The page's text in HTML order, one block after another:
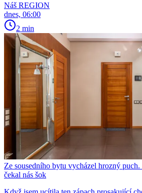
Náš REGION
dnes, 06:00
2 min
Ze sousedního bytu vycházel hrozný
čekal nás šok